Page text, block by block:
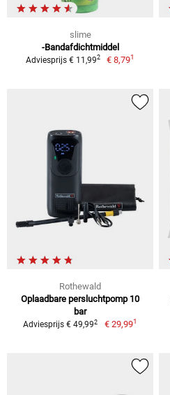
slime
-Bandafdichtmiddel
Adviesprijs € 11,992 € 8,791
Rothewald
Oplaadbare persluchtpomp 10
bar
Adviesprijs € 49,992 € 29,991